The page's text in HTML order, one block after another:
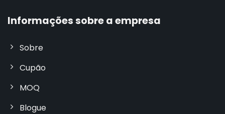
Informações sobre a empresa
Sobre
Cupão
MOQ
Blogue